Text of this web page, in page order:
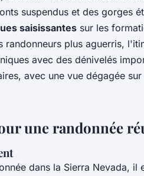
suspendus et des gorges
saisissantes sur les
randonneurs plus aguerris,
avec des dénivelés
avec une vue dégagée
une randonnée
dans la Sierra Nevada, il